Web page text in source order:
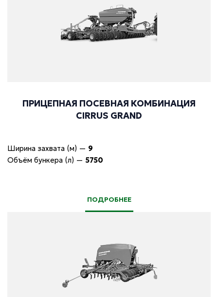
ПРИЦЕПНАЯ ПОСЕВНАЯ КОМБИНАЦИЯ
CIRRUS GRAND
Ширина захвата (м) — 9
Объём бункера (л) — 5750
ПОДРОБНЕЕ